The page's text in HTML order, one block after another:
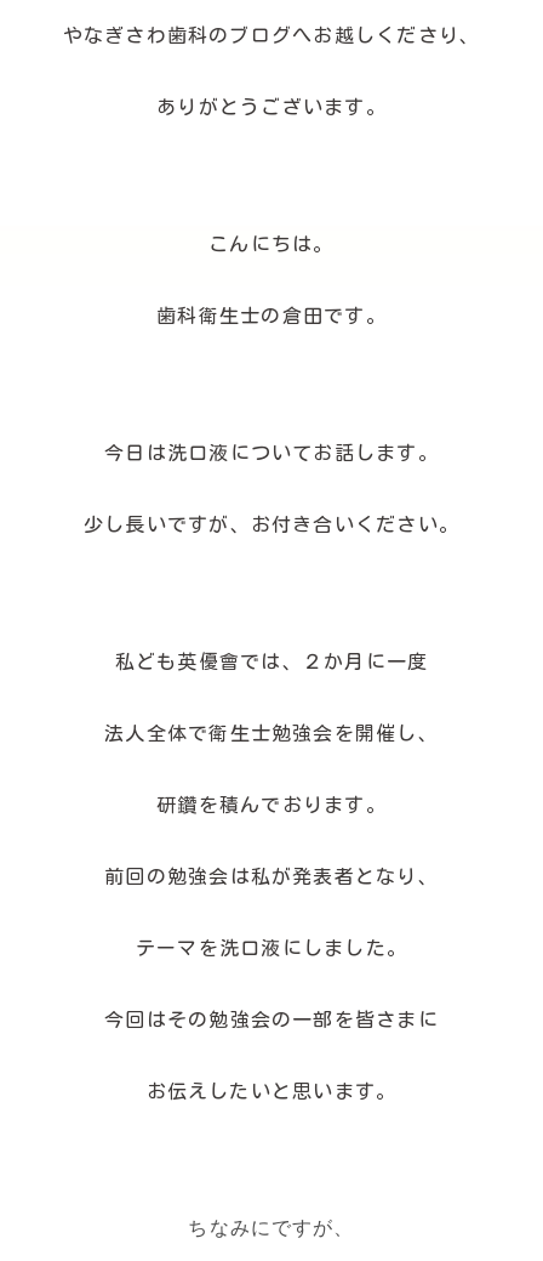
やなぎさわ歯科のブログへお越しくださり、
ありがとうございます。
こんにちは。
歯科衛生士の倉田です。
今日は洗口液についてお話します。
少し長いですが、お付き合いください。
私ども英優會では、２か月に一度
法人全体で衛生士勉強会を開催し、
研鑽を積んでおります。
前回の勉強会は私が発表者となり、
テーマを洗口液にしました。
今回はその勉強会の一部を皆さまに
お伝えしたいと思います。
ちなみにですが、